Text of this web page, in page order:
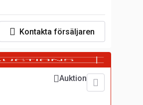
Kontakta försäljaren
Auktion